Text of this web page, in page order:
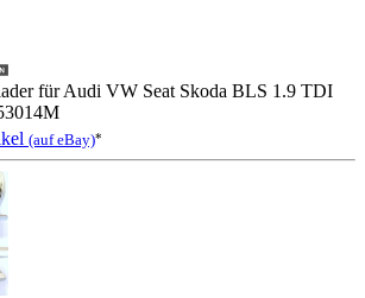
für Audi VW Seat Skoda BLS 1.9 TDI
(auf eBay)*